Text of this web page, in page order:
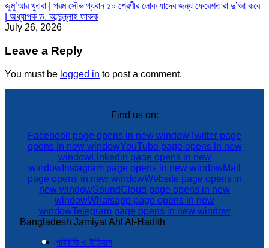
জুমু’আর খুতবা | পরম সৌভাগ্যবান ১০ শ্রেণীর লোক যাদের জন্য ফেরেশতারা দু’আ করে
| অধ্যাপক ড. আব্দুল্লাহ ফারুক
July 26, 2026
Leave a Reply
You must be logged in to post a comment.
Find us on:
Facebook page opens in new windowTwitter page
opens in new windowYouTube page opens in new
windowLinkedin page opens in new
windowInstagram page opens in new windowMail
page opens in new windowWebsite page opens in
new windowSoundCloud page opens in new
windowWhatsapp page opens in new
windowTelegram page opens in new window
Bangladesh Jamiyat Ahl Al-Hadith
পরিচিতি ও ইতিহাস